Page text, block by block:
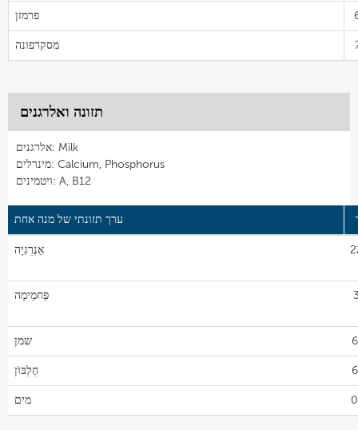
פרמזן
מסקרפונה
תזונה ואלרגנים
אלרגנים: Milk
מינרלים: Calcium, Phosphorus
ויטמינים: A, B12
ערך תזונתי של מנה אחת
אֵנֶרְגִיָה
פַּחמֵימָה
שמן
חֶלְבּוֹן
מים